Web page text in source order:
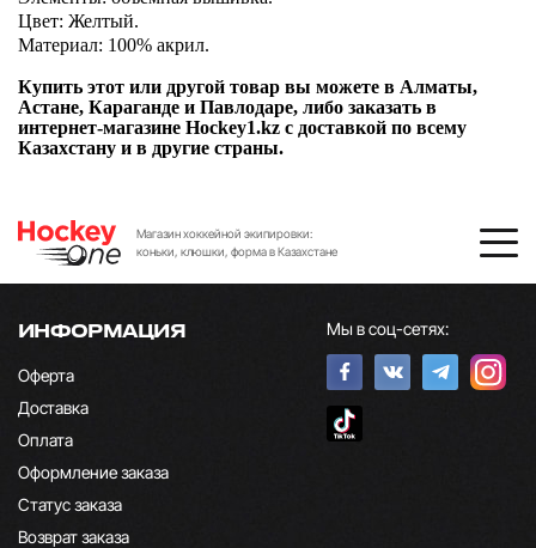
Цвет: Желтый.
Материал: 100% акрил.
Купить этот или другой товар вы можете в Алматы,
Астане, Караганде и Павлодаре, либо заказать в
интернет-магазине Hockey1.kz с доставкой по всему
Казахстану и в другие страны.
Магазин хоккейной экипировки:
коньки, клюшки, форма в Казахстане
ИНФОРМАЦИЯ
Оферта
Доставка
Оплата
Оформление заказа
Статус заказа
Возврат заказа
Мы в соц-сетях: